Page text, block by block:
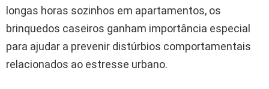
longas horas sozinhos em apartamentos, os
brinquedos caseiros ganham importância especial
para ajudar a prevenir distúrbios comportamentais
relacionados ao estresse urbano.